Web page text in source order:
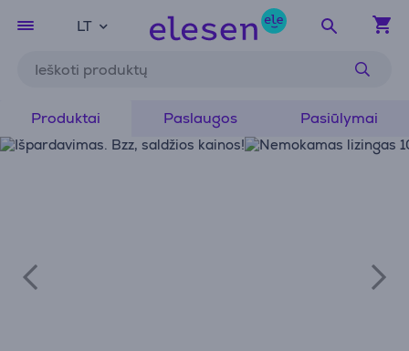
LT
Produktai Paslaugos Pasiūlymai